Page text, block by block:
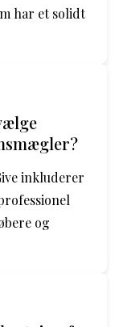
har et solidt
inkluderer
og